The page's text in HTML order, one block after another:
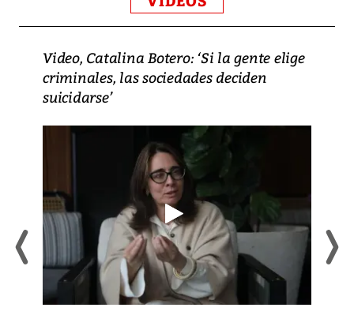
Video, Catalina Botero: ‘Si la gente elige
criminales, las sociedades deciden
suicidarse’